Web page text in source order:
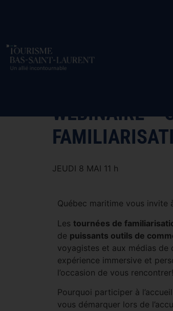
WEBINAIRE –
JEUDI 8 MAI 11 h
Québec maritime vous invite
Les tournées de
de puissants outils de
voyagistes et aux médias de
expérience immersive et
l’occasion de vous rencontrer!
Pourquoi participer à
vous démarquer lors de